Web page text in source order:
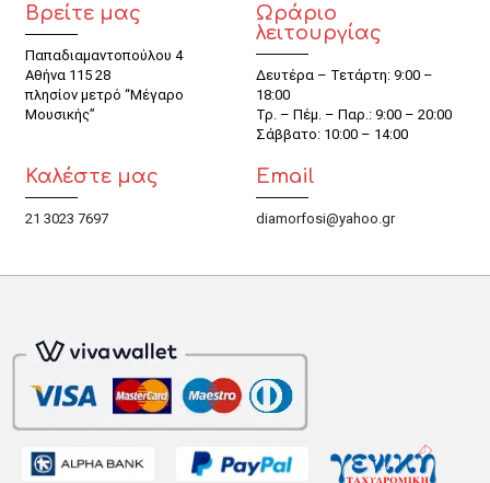
Βρείτε μας
Παπαδιαμαντοπούλου 4
Αθήνα 115 28
πλησίον μετρό “Μέγαρο
Μουσικής”
Ωράριο
λειτουργίας
Δευτέρα – Τετάρτη: 9:00 –
18:00
Τρ. – Πέμ. – Παρ.: 9:00 – 20:00
Σάββατο: 10:00 – 14:00
Καλέστε μας
21 3023 7697
Email
diamorfosi@yahoo.gr